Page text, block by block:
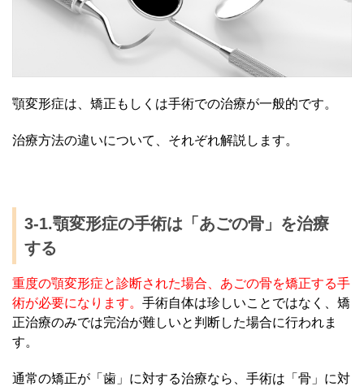
顎変形症は、矯正もしくは手術での治療が一般的です。
治療方法の違いについて、それぞれ解説します。
3-1.顎変形症の手術は「あごの骨」を治療
する
重度の顎変形症と診断された場合、あごの骨を矯正する手
術が必要になります。 手術自体は珍しいことではなく、矯
正治療のみでは完治が難しいと判断した場合に行われま
す。
通常の矯正が「歯」に対する治療なら、手術は「骨」に対